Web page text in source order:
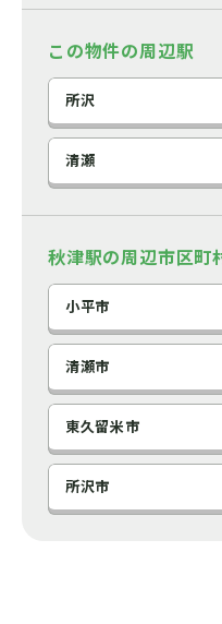
この物件の周辺駅
所沢
清瀬
秋津駅の周辺市区町
小平市
清瀬市
東久留米市
所沢市